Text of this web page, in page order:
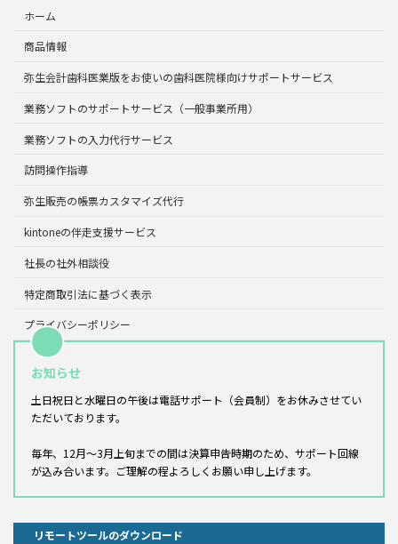
ホーム
商品情報
弥生会計歯科医業版をお使いの歯科医院様向けサポートサービス
業務ソフトのサポートサービス（一般事業所用）
業務ソフトの入力代行サービス
訪問操作指導
弥生販売の帳票カスタマイズ代行
kintoneの伴走支援サービス
社長の社外相談役
特定商取引法に基づく表示
プライバシーポリシー
お知らせ
土日祝日と水曜日の午後は電話サポート（会員制）をお休みさせてい
ただいております。
毎年、12月～3月上旬までの間は決算申告時期のため、サポート回線
が込み合います。ご理解の程よろしくお願い申し上げます。
リモートツールのダウンロード